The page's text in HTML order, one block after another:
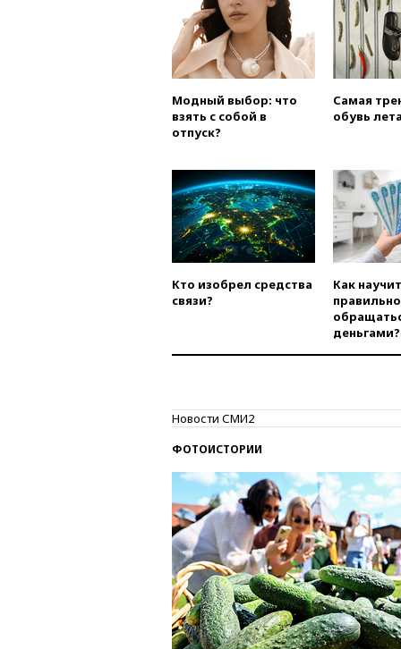
Модный выбор: что
взять с собой в
отпуск?
Самая
обувь
Кто изобрел средства
связи?
Как
правильно
деньгами?
Новости СМИ2
ФОТОИСТОРИИ